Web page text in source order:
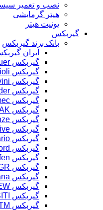
نصب و تعمیر
هیتر گرمایشی
یونیت هیتر
گیربکس
بانک برند گیربکس
ایران
گیربکس Bauer
گیربکس Bonfiglioli
گیربکس Brevini
گیربکس Flender
گیربکس Hydromec
گیربکس IMAK
گیربکس Lenze
گیربکس Motive
گیربکس Motovario
گیربکس Nord
گیربکس Oztekfen
گیربکس PGR
گیربکس Reggiana
گیربکس SEW
گیربکس SITI
گیربکس STM